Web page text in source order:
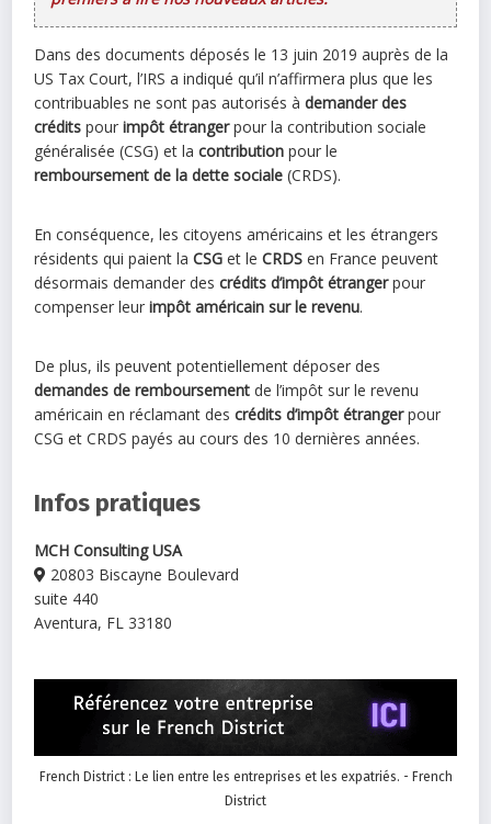
Dans des documents déposés le 13 juin 2019 auprès de la
US Tax Court, l’IRS a indiqué qu’il n’affirmera plus que les
contribuables ne sont pas autorisés àdemander des
crédits pour impôt étrangerpour la contribution sociale
généralisée (CSG) et lacontribution pour le
remboursement de la dette sociale (CRDS).
En conséquence, les citoyens américains et les étrangers
résidents qui paient laCSG et leCRDS en France peuvent
désormais demander descrédits d’impôt étrangerpour
compenser leurimpôt américain sur le revenu.
De plus, ils peuvent potentiellement déposer des
demandes de remboursement de l’impôt sur le revenu
américain en réclamant descrédits d’impôt étrangerpour
CSG et CRDS payés au cours des 10 dernières années.
Infos pratiques
MCH Consulting USA
20803 Biscayne Boulevard
suite 440
Aventura, FL 33180
French District : Le lien entre les entreprises et les expatriés. - French
District